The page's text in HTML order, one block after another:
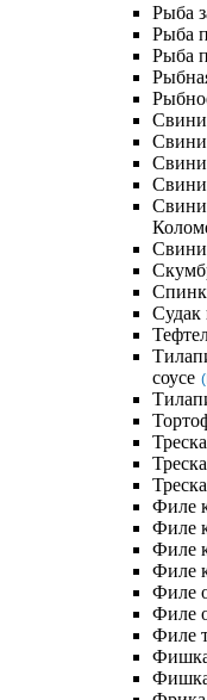
Рыба
Рыба
Рыба
Судак
соусе
Филе
Филе
Филе
Филе
Филе
Филе
Филе
Фишка
Фишка